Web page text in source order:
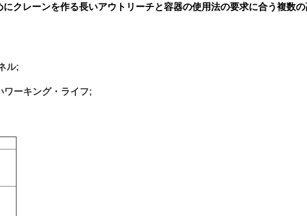
クレーンを作る長いアウトリーチと容器の使用法の要求に合う複数
ル;
ワーキング・ライフ;